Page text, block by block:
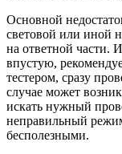
Основной
световой или иной
на ответной части.
впустую,
тестером, сразу
случае может
искать нужный
неправильный
бесполезными.